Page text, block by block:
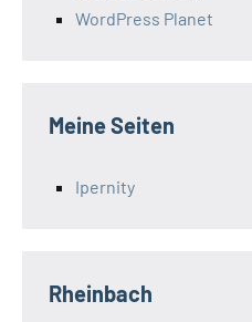
WordPress Planet
Meine Seiten
Ipernity
Rheinbach